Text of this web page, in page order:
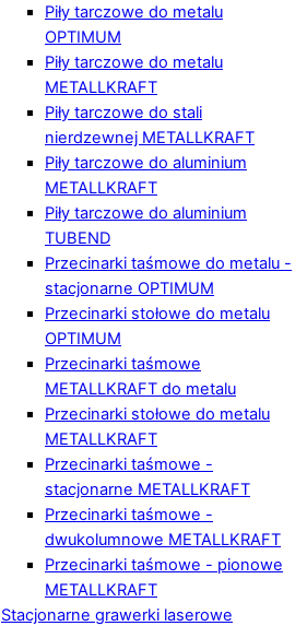
Piły tarczowe do metalu
OPTIMUM
Piły tarczowe do metalu
METALLKRAFT
Piły tarczowe do stali
nierdzewnej METALLKRAFT
Piły tarczowe do aluminium
METALLKRAFT
Piły tarczowe do aluminium
TUBEND
Przecinarki taśmowe do metalu -
stacjonarne OPTIMUM
Przecinarki stołowe do metalu
OPTIMUM
Przecinarki taśmowe
METALLKRAFT do metalu
Przecinarki stołowe do metalu
METALLKRAFT
Przecinarki taśmowe -
stacjonarne METALLKRAFT
Przecinarki taśmowe -
dwukolumnowe METALLKRAFT
Przecinarki taśmowe - pionowe
METALLKRAFT
Stacjonarne grawerki laserowe